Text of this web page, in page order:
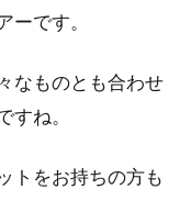
です。
なものとも合わせ
すね。
トをお持ちの方も